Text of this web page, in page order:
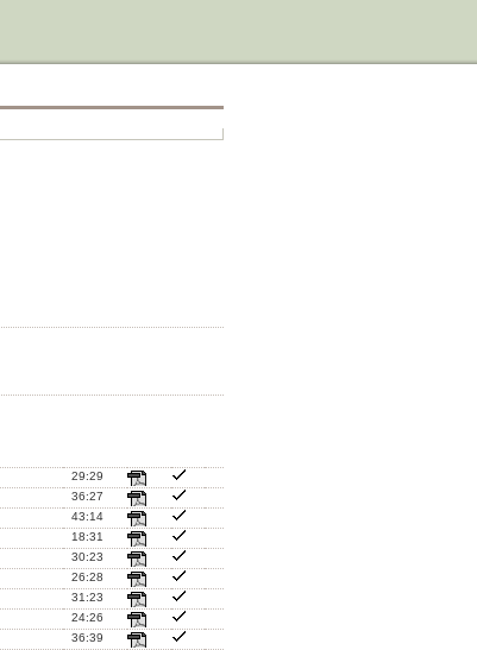
29:29
36:27
43:14
18:31
30:23
26:28
31:23
24:26
36:39